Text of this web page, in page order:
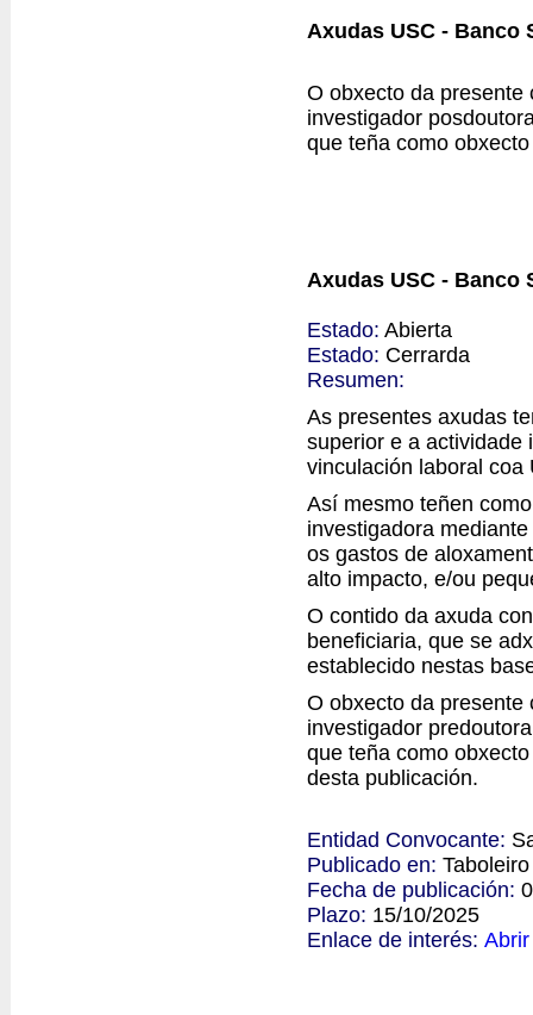
Axudas USC - Banco
O obxecto da presente
investigador
que teña como
Axudas USC - Banco
Estado: Abierta
Estado: Cerrarda
Resumen:
As presentes axudas
superior e a actividade
vinculación laboral coa
Así mesmo teñen
investigadora
os gastos de
alto impacto, e/ou
O contido da axuda
beneficiaria, que se
establecido nestas
O obxecto da presente
investigador
que teña como
desta publicación.
Entidad Convocante:
Publicado en:
Fecha de publicación:
Plazo: 15/10/2025
Enlace de interés: